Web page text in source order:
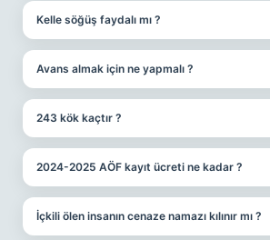
Kelle söğüş faydalı mı ?
Avans almak için ne yapmalı ?
243 kök kaçtır ?
2024-2025 AÖF kayıt ücreti ne kadar ?
İçkili ölen insanın cenaze namazı kılınır mı ?